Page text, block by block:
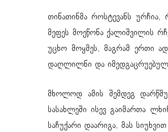
თინათინმა როსტევანს ურჩია,
მეფეს მოეწონა ქალიშვილის
უცხო მოყმეს, მაგრამ ერთი
დაღლილნი და
მხოლოდ ამის შემდეგ
სასახლეში ისევ გაიმართა
საჩუქარი დაარიგა, მას